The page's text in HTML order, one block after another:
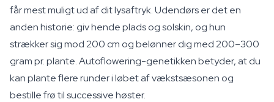
får mest muligt ud af dit lysaftryk. Udendørs er det en
anden historie: giv hende plads og solskin, og hun
strækker sig mod 200 cm og belønner dig med 200–300
gram pr. plante. Autoflowering-genetikken betyder, at du
kan plante flere runder i løbet af vækstsæsonen og
bestille frø til successive høster.